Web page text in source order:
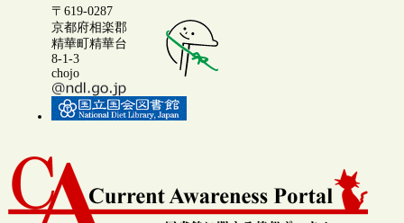
〒619-0287
京都府相楽郡
精華町精華台
8-1-3
chojo